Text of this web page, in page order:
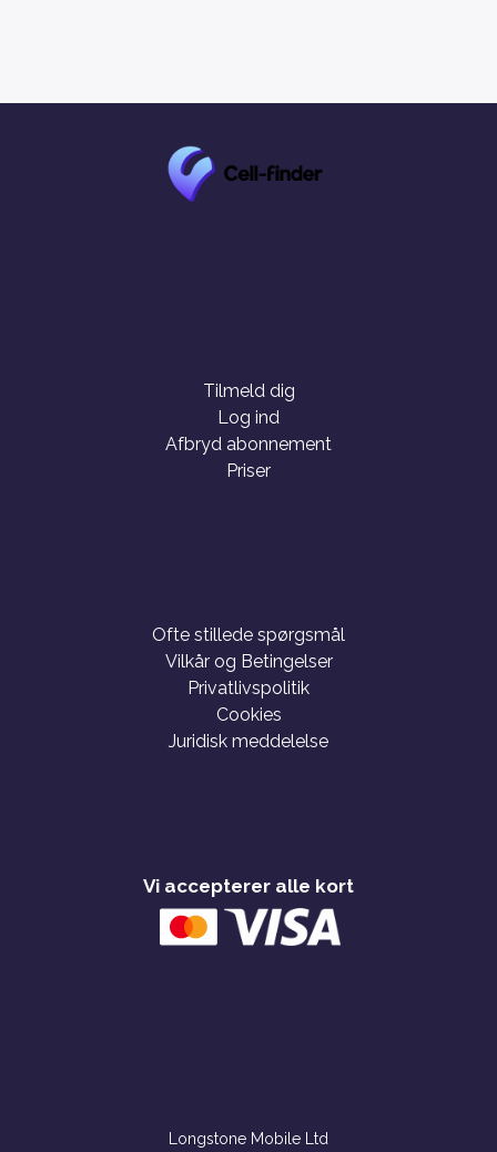
Tilmeld dig
Log ind
Afbryd abonnement
Priser
Ofte stillede spørgsmål
Vilkår og Betingelser
Privatlivspolitik
Cookies
Juridisk meddelelse
Vi accepterer alle kort
Longstone Mobile Ltd